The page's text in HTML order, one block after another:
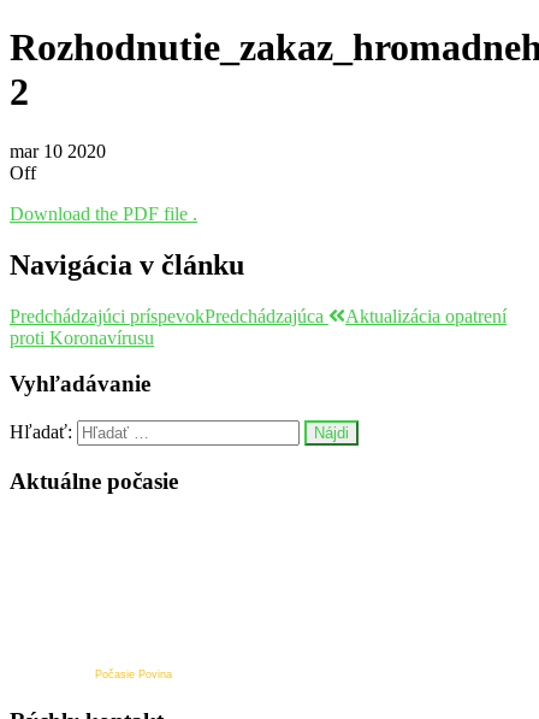
2
mar 10 2020
Off
Download the PDF file .
Navigácia v článku
Predchádzajúci príspevokPredchádzajúca
Aktualizácia opatrení
proti Koronavírusu
Vyhľadávanie
Hľadať:
Aktuálne počasie
Počasie Povina